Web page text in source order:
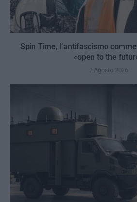
Spin Time, l’antifascismo
«open to the
7 Agosto 2026